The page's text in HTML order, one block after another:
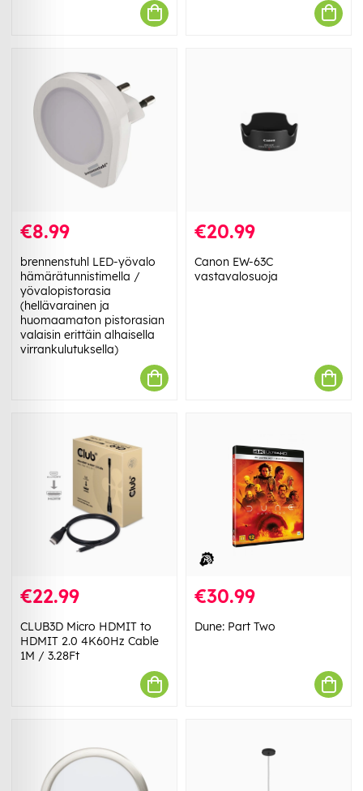
€8.99
brennenstuhl LED-yövalo
hämärätunnistimella /
yövalopistorasia
(hellävarainen ja
huomaamaton pistorasian
valaisin erittäin alhaisella
virrankulutuksella)
€20.99
Canon EW-63C
vastavalosuoja
€22.99
CLUB3D Micro HDMIT to
HDMIT 2.0 4K60Hz Cable
1M / 3.28Ft
€30.99
Dune: Part Two